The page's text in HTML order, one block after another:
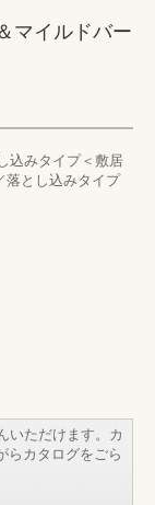
マイルドバー
込みタイプ＜敷居
落とし込みタイプ
いただけます。カ
らカタログをごら